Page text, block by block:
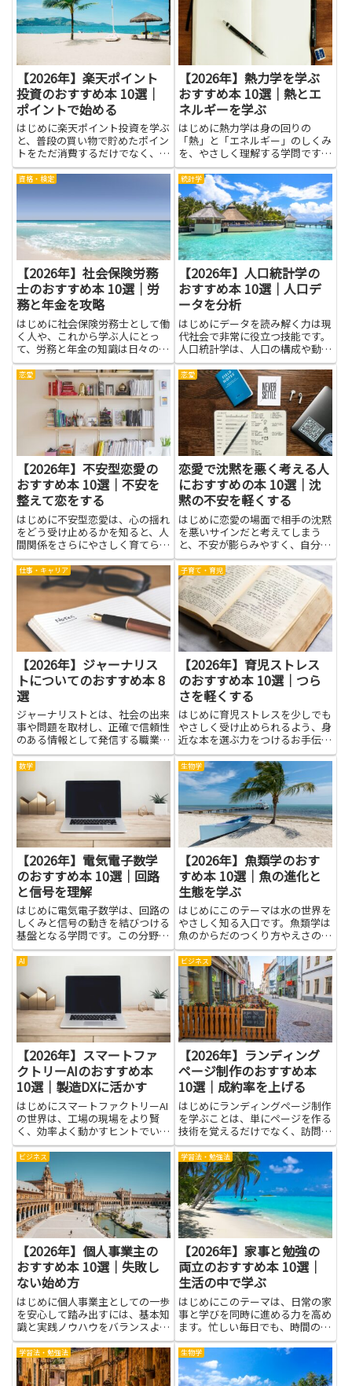
るかといった基本の考え方を、や
さしい言葉と身近な例で丁寧に
理...
を見抜く力が育ち、注目銘柄を探
すときの判断材料が増えます...
【2026年】楽天ポイント
投資のおすすめ本 10選｜
ポイントで始める
はじめに楽天ポイント投資を学ぶ
と、普段の買い物で貯めたポイン
トをただ消費するだけでなく、資
産形成の一部として活用する視点
が得られます。ポイント特有のメ
資金を増やす余地を広げつつ家計
通...
【2026年】熱力学を学ぶ
おすすめ本 10選｜熱とエ
ネルギーを学ぶ
はじめに熱力学は身の回りの
「熱」と「エネルギー」のしくみ
を、やさしく理解する学問です。
日常の現象から科学の大きな発見
まで、つながりを見つける手がか
りになります。この記事では、熱
力学を学ぶうえで役立つ本を紹介
します。初めて学ぶ人にも安心し
て読...
資格・検定
【2026年】社会保険労務
士のおすすめ本 10選｜労
務と年金を攻略
はじめに社会保険労務士として働
く人や、これから学ぶ人にとっ
て、労務と年金の知識は日々の業
務の土台になります。現場では、
雇用や給与の相談、手続きの期限
管理、年度更新といった場面で、
専門的な判断が求められます。本
を読むと、複雑な制度のしくみが
統計学
【2026年】人口統計学の
おすすめ本 10選｜人口デ
ータを分析
はじめにデータを読み解く力は現
代社会で非常に役立つ技能です。
人口統計学は、人口の構成や動向
をデータで説明する学問であり、
出生・死亡・年齢構成・移動など
の要素を組み合わせて社会の仕組
みを理解する手がかりを提供しま
す。人口データを分析する力を
身...
恋愛
【2026年】不安型恋愛の
おすすめ本 10選｜不安を
整えて恋をする
はじめに不安型恋愛は、心の揺れ
をどう受け止めるかを知ると、人
間関係をさらにやさしく育てられ
るテーマです。読み進めると、相
手を急かさず自分の気持ちを素直
に伝える練習が身につき、誤解を
減らす手がかりも見つかります。
呼吸や日記、話す順番を整える
コ...
恋愛
恋愛で沈黙を悪く考える人
におすすめの本 10選｜沈
黙の不安を軽くする
はじめに恋愛の場面で相手の沈黙
を悪いサインだと考えてしまう
と、不安が膨らみやすく、自分ら
しく振る舞えなくなることがあり
ます。こうした悩みに向き合うた
めに本を読むことは、有効な手段
のひとつです。本を通じて感情の
仕組みや沈黙が生まれる背景を知
る...
仕事・キャリア
【2026年】ジャーナリス
トについてのおすすめ本 8
選
ジャーナリストとは、社会の出来
事や問題を取材し、正確で信頼性
のある情報として発信する職業の
人を指します。新聞、テレビ、雑
誌、インターネットなど多様なメ
ディアを通じて報道を行い、社会
の透明性や民主主義の維持に貢献
します。事実を見極め、客観的
な...
子育て・育児
【2026年】育児ストレス
のおすすめ本 10選｜つら
さを軽くする
はじめに育児ストレスを少しでも
やさしく受け止められるよう、身
近な本を選ぶ力をつけるお手伝い
をします。育児は喜びと同時に大
きな負担になることがあります。
そんなとき、同じ経験を持つ人の
声や専門家の考え方を知ると、気
持ちが楽になり、毎日の子育て
が...
数学
【2026年】電気電子数学
のおすすめ本 10選｜回路
と信号を理解
はじめに電気電子数学は、回路の
しくみと信号の動きを結びつける
基盤となる学問です。この分野を
学ぶと、抵抗・コンデンサ・コイ
ルなどの基本要素がそれぞれどう
動くかを理解でき、複雑な回路図
や信号の流れを頭の中で整理する
力が身につきます。回路と信号
を...
生物学
【2026年】魚類学のおす
すめ本 10選｜魚の進化と
生態を学ぶ
はじめにこのテーマは水の世界を
やさしく知る入口です。魚類学は
魚のからだのつくり方やえさの取
り方、くらしの秘密を、絵や写真
と一緒に分かりやすく教えてくれ
ます。魚の進化と生態を学ぶとい
う視点を取り入れると、海や川の
つながりが自然と見えてきま
す。...
AI
【2026年】スマートファ
クトリーAIのおすすめ本
10選｜製造DXに活かす
はじめにスマートファクトリーAI
の世界は、工場の現場をより賢
く、効率よく動かすヒントでいっ
ぱいです。この分野を学ぶと、デ
ータを使って作業の流れを見える
化し、ボトルネックを見つけやす
くなります。AIを取り入れた仕組
みは、作業負荷の分散や品質の...
ビジネス
【2026年】ランディング
ページ制作のおすすめ本
10選｜成約率を上げる
はじめにランディングページ制作
を学ぶことは、単にページを作る
技術を覚えるだけでなく、訪問者
の行動を理解して成果に結びつけ
る力を養うことにつながります。
ユーザー心理に基づいた訴求やレ
イアウト、効果的なコピー、視覚
要素の使い方を知ると、成約率
向...
ビジネス
【2026年】個人事業主の
おすすめ本 10選｜失敗し
ない始め方
はじめに個人事業主としての一歩
を安心して踏み出すには、基本知
識と実践ノウハウをバランスよく
身につけることが大切です。本記
事で紹介する本は、税務や確定申
告、開業手続き、集客や価格設定
といった実務面から、時間管理や
学習法・勉強法
【2026年】家事と勉強の
両立のおすすめ本 10選｜
生活の中で学ぶ
はじめにこのテーマは、日常の家
事と学びを同時に進める力を高め
ます。忙しい毎日でも、時間の使
い方を工夫することで、家のこと
と勉強の両方を片づけやすくなる
のです。家事と勉強の両立がうま
くいくと、落ち着いた生活リズム
学習法・勉強法 生物学